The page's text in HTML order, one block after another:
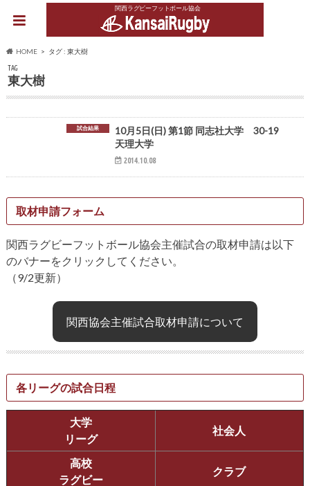
関西ラグビーフットボール協会
HOME タグ : 東大樹
TAG
東大樹
試合結果
10月5日(日) 第1節 同志社大学 30-19
天理大学
2014.10.08
取材申請フォーム
関西ラグビーフットボール協会主催試合の取材申請は以下
のバナーをクリックしてください。
（9/2更新）
関西協会主催試合取材申請について
各リーグの試合日程
大学
リーグ
社会人
高校
ラグビー
クラブ